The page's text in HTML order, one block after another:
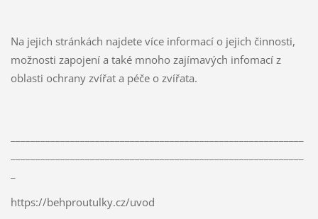
Na jejich stránkách najdete více informací o jejich činnosti,
možnosti zapojení a také mnoho zajímavých infomací z
oblasti ochrany zvířat a péče o zvířata.
https://behproutulky.cz/uvod